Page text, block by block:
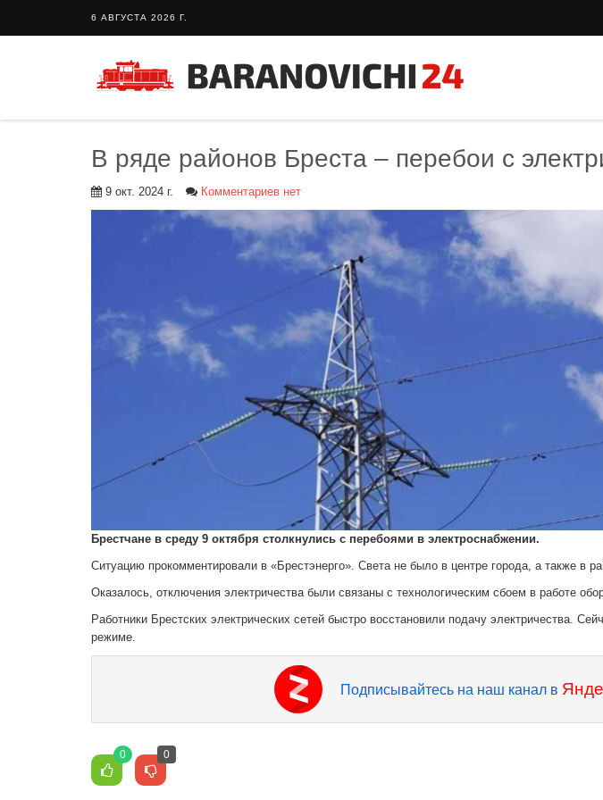
6 АВГУСТА 2026 Г.
В ряде районов Бреста – перебои с
9 окт. 2024 г. Комментариев нет
Брестчане в среду 9 октября столкнулись с перебоями в электроснабжении.
Ситуацию прокомментировали в «Брестэнерго». Света не было в центре города, а также в
Оказалось, отключения электричества были связаны с технологическим сбоем в работе
Работники Брестских электрических сетей быстро восстановили подачу электричества.
режиме.
Подписывайтесь на наш канал в
0 0
Тайный гость: ресторан